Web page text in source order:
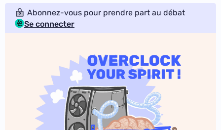
Abonnez-vous pour prendre part au débat
Se connecter